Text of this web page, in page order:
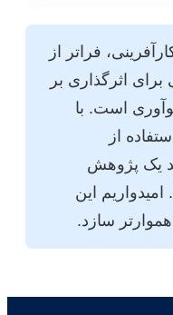
فراتر از
اثرگذاری بر
است. با
از
یک پژوهش
امیدواریم این
سازد.